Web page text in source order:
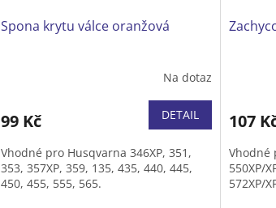
Spona krytu válce oranžová
Na dotaz
99 Kč DETAIL
Vhodné pro Husqvarna 346XP, 351,
353, 357XP, 359, 135, 435, 440, 445,
450, 455, 555, 565.
107
Vhodné
550XP/
572XP/